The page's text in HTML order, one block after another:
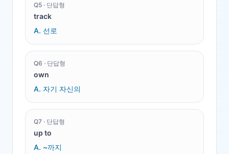
Q5 · 단답형
track
A. 선로
Q6 · 단답형
own
A. 자기 자신의
Q7 · 단답형
up to
A. ~까지